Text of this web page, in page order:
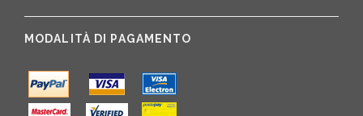
MODALITÀ DI PAGAMENTO